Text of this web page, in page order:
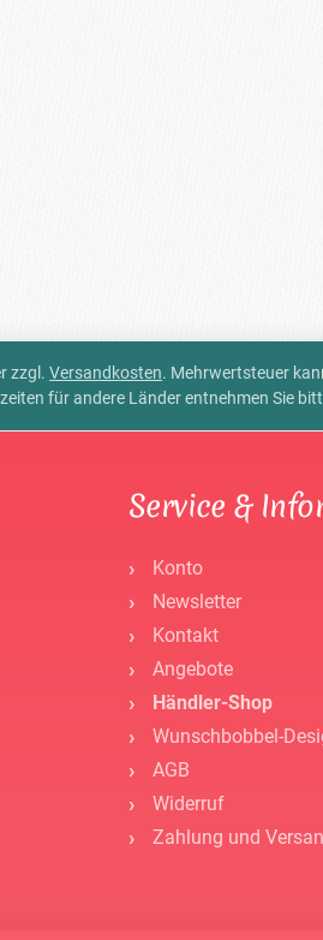
zzgl. Versandkosten. Mehrwertsteuer
für andere Länder entnehmen Sie
Service &
Konto
Newsletter
Kontakt
Angebote
Händler-Shop
Wunschbobbel-
AGB
Widerruf
Zahlung und